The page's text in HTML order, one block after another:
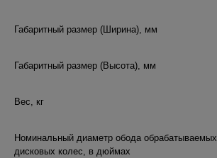
Габаритный размер (Ширина), мм
Габаритный размер (Высота), мм
Вес, кг
Номинальный диаметр обода обрабатываемых
дисковых колес, в дюймах